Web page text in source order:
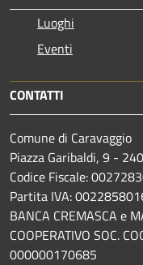
Luoghi
Eventi
CONTATTI
Comune di Caravaggio
Piazza Garibaldi, 9 -
Codice Fiscale:
Partita IVA:
BANCA CREMASCA e
COOPERATIVO SOC.
000000170685